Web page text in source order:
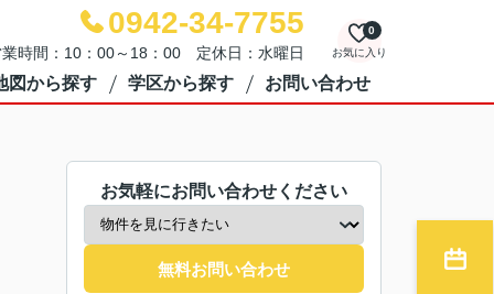
0942-34-7755
時間：10：00～18：00 定休日：水曜日 お気に入り
0
図から探す 学区から探す お問い合わせ
お気軽にお問い合わせください
無料お問い合わせ